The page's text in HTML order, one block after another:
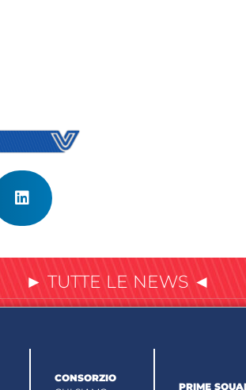
► TUTTE LE NEWS ◄
CONSORZIO
PRIME